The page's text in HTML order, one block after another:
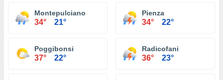
Montepulciano
34° 21°
Pienza
34° 22°
Poggibonsi
37° 22°
Radicofani
36° 23°